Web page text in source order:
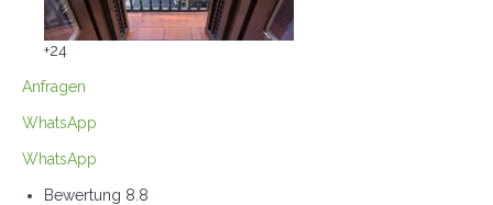
+24
Anfragen
WhatsApp
WhatsApp
Bewertung 8.8